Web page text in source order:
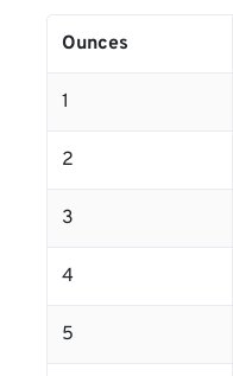
Ounces
1
2
3
4
5